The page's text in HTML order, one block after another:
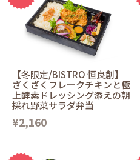
【冬限定/BISTRO 恒良創】
ざくざくフレークチキンと極
上酵素ドレッシング添えの朝
採れ野菜サラダ弁当
¥2,160